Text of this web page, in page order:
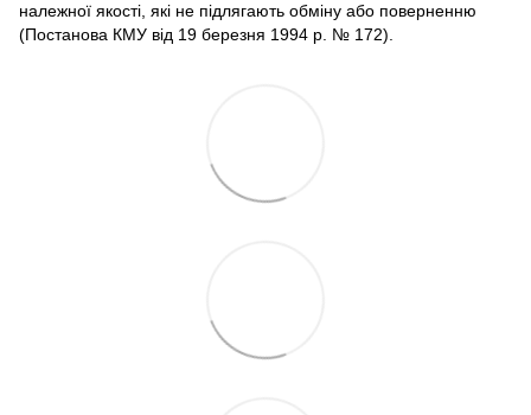
належної якості, які не підлягають обміну або поверненню
(Постанова КМУ від 19 березня 1994 р. № 172).